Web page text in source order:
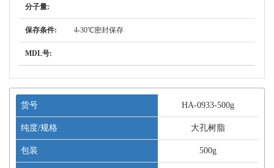
分子量:
保存条件: 4-30℃密封保存
MDL号:
货号 HA-0933-500g
纯度/规格 大孔树脂
包装 500g